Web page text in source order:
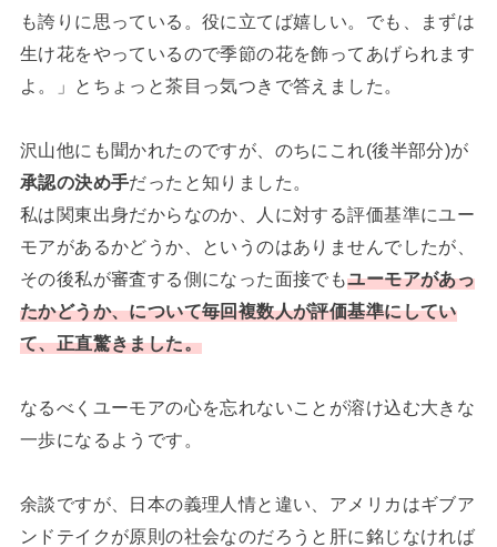
も誇りに思っている。役に立てば嬉しい。でも、まずは
生け花をやっているので季節の花を飾ってあげられます
よ。」とちょっと茶目っ気つきで答えました。
沢山他にも聞かれたのですが、のちにこれ(後半部分)が
承認の決め手だったと知りました。
私は関東出身だからなのか、人に対する評価基準にユー
モアがあるかどうか、というのはありませんでしたが、
その後私が審査する側になった面接でもユーモアがあっ
たかどうか、について毎回複数人が評価基準にしてい
て、正直驚きました。
なるべくユーモアの心を忘れないことが溶け込む大きな
一歩になるようです。
余談ですが、日本の義理人情と違い、アメリカはギブア
ンドテイクが原則の社会なのだろうと肝に銘じなければ